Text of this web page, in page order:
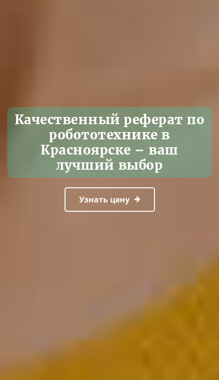
Качественный реферат по
робототехнике в
Красноярске – ваш
лучший выбор
Узнать цену